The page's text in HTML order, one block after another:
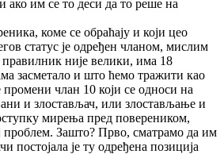
ако им се то деси да то реше на
коме се обраћају и који цео
статус је одређен чланом, мислим
правилник није велики, има 18
засметало и што ћемо тражити као
промени члан 10 који се односи на
и злостављач, или злостављање и
мирења пред повереником,
проблем. Зашто? Прво, сматрамо да им
постојала је ту одређена позиција